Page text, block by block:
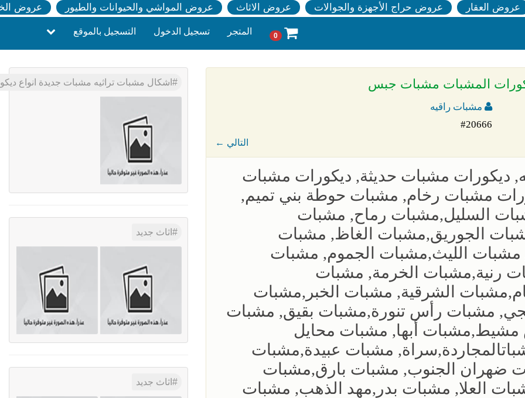
عروض العقار عروض حراج الأجهزة والجوالات عروض الاثاث عروض المواشي والحيوانات والطيور عروض
0 المتجر تسجيل الدخول التسجيل بالموقع
المشبات مشبات جبس
مشبات راقيه
#20666
← التالي
ديكورات مشبات حديثة, ديكورات مشبات
مشبات رخام, مشبات حوطة بني تميم,
السليل,مشبات رماح, مشبات
الجوريق,مشبات الغاظ, مشبات
الليث,مشبات الجموم, مشبات
رنية,مشبات الخرمة, مشبات
الشرقية, مشبات الخبر,مشبات
مشبات رأس تنورة,مشبات بقيق, مشبات
مشيط,مشبات أبها, مشبات محايل
مشبات عبيدة,مشبات
ضهران الجنوب, مشبات بارق,مشبات
العلا, مشبات بدر,مهد الذهب, مشبات
اشكال مشبات تراثيه مشبات جديدة انواع
اثاث جديد
اثاث جديد